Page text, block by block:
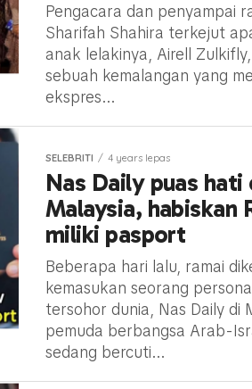
Pengacara dan penyampai
Sharifah Shahira terkejut
anak lelakinya, Airell
sebuah kemalangan yang
ekspres...
SELEBRITI 4 years lepas
Nas Daily puas hati
Malaysia, habiskan
miliki pasport
Beberapa hari lalu, ramai
kemasukan seorang
tersohor dunia, Nas Daily di
pemuda berbangsa Arab-
sedang bercuti...